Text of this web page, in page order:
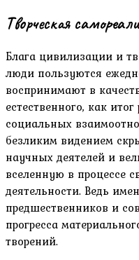
Творческая
Блага цивилизации и
люди пользуются
воспринимают в
естественного, как
социальных
безликим видением
научных деятелей и
вселенную в процессе
деятельности. Ведь
предшественников и
прогресса
творений.